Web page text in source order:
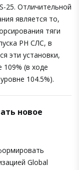
25. Отличительной
является то,
тяги
РН СЛС, в
эти установки,
109% (в ходе
104.5%).
новое
Global